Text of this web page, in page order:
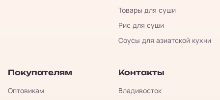
Товары для суши
Рис для суши
Соусы для азиатской кухни
Покупателям
Оптовикам
Контакты
Владивосток